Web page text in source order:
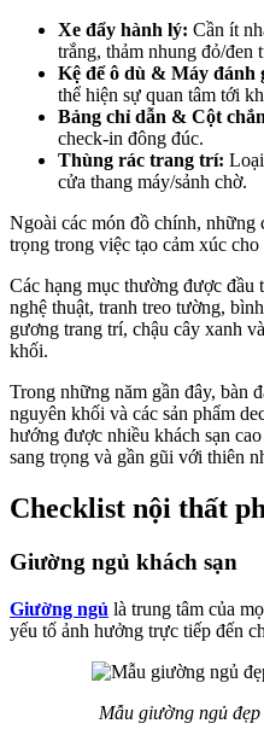
Xe đẩy hành lý: Cần ít
trắng, thảm nhung đỏ/đen
Kệ để ô dù & Máy đánh
thể hiện sự quan tâm tới
Bảng chỉ dẫn & Cột
check-in đông đúc.
Thùng rác trang trí:
cửa thang máy/sảnh chờ.
Ngoài các món đồ chính, những
trọng trong việc tạo cảm xúc cho
Các hạng mục thường được đầu
nghệ thuật, tranh treo tường,
gương trang trí, chậu cây xanh
khối.
Trong những năm gần đây, bàn
nguyên khối và các sản phẩm
hướng được nhiều khách sạn
sang trọng và gần gũi với thiên
Checklist nội thất
Giường ngủ khách sạn
Giường ngủ là trung tâm của
yếu tố ảnh hưởng trực tiếp đến
Mẫu giường ngủ